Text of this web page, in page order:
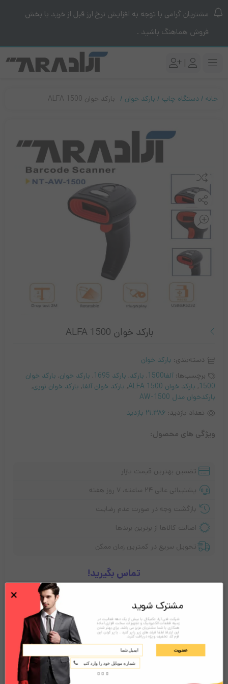
مشتریان گرامی با توجه به افزایش نرخ ارز قبل از خرید با بخش
فروش هماهنگ باشید .
|
خانه دستگاه چاپ بارکد خوان بارکد خوان ALFA 1500
مقایسه کنید
بارکد خوان ALFA 1500
دسته‌بندی: بارکد خوان
برچسب‌ها: آلفا1500 , بارکد, بارکد 1695 , بارکد خوان, بارکد خوان
1500
, بارکد خوان ALFA 1500 , بارکد خوان آلفا, بارکد خوان نوری,
بارکدخوان مدل AW-1500
تعداد بازدید: 21,386 بازدید
ویژگی های محصول:
تضمین بهترین قیمت بازار
پشتیبانی عالی ۲۴ ساعته، ۷ روز هفته
بازگشت وجه در صورت عدم رضایت
اصالت کالاها از برترین برندها
تحویل سریع در کمترین زمان ممکن
تماس بگیرید!
نقد و بررسی‌ها (0)
معرفی بارکدخوان
مشترک شوید
شرکت فنی آراد تکنیکال با بیش از یک دهه فعالیت در
زمینه قطعات الکترونیک و تجهیزات سخت افزاری آماده
همکاری با شما مشتریان عزیز می باشد. برای بهتر شدن
این ارتباط لطفا فیلد های زیر را پر کنید . با پر کردن این
فرم کد تخفیف ویژه دریافت کنید.
عضویت
×